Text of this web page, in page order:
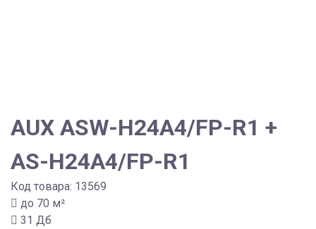
AUX ASW-H24A4/FP-R1 +
AS-H24A4/FP-R1
Код товара: 13569
до 70 м²
31 Дб